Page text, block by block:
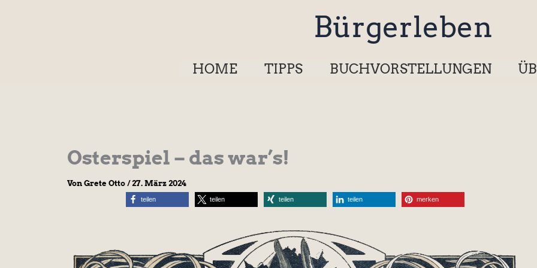
Bürgerleben
HOME TIPPS BUCHVORSTELLUNGEN
Osterspiel – das war’s!
Von Grete Otto /27. März 2024
teilen teilen teilen teilen merken